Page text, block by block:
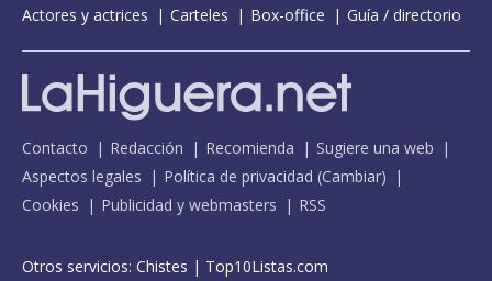
Actores y actrices
Carteles Box-office Guía / directorio
Contacto Redacción Recomienda
Sugiere una web
Aspectos legales
Política de privacidad (Cambiar)
Cookies
Publicidad y webmasters RSS
Otros servicios: Chistes | Top10Listas.com